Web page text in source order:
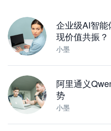
企业级AI智
现价值共振？
小墨
阿里通义
势
小墨